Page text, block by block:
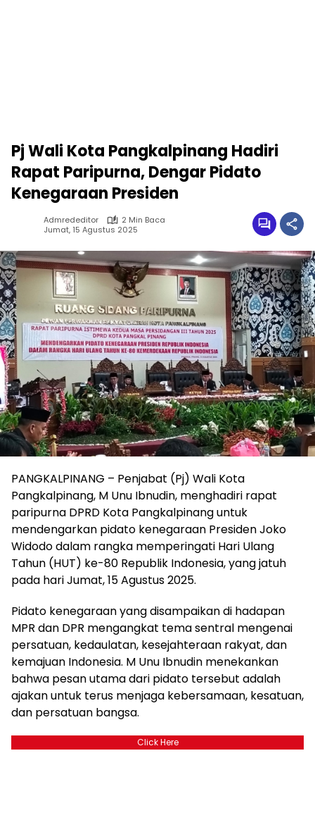
Pj Wali Kota Pangkalpinang Hadiri
Rapat Paripurna, Dengar Pidato
Kenegaraan Presiden
Admrededitor
2 Min Baca
Jumat, 15 Agustus 2025
PANGKALPINANG – Penjabat (Pj) Wali Kota
Pangkalpinang, M Unu Ibnudin, menghadiri rapat
paripurna DPRD Kota Pangkalpinang untuk
mendengarkan pidato kenegaraan Presiden Joko
Widodo dalam rangka memperingati Hari Ulang
Tahun (HUT) ke-80 Republik Indonesia, yang jatuh
pada hari Jumat, 15 Agustus 2025.
Pidato kenegaraan yang disampaikan di hadapan
MPR dan DPR mengangkat tema sentral mengenai
persatuan, kedaulatan, kesejahteraan rakyat, dan
kemajuan Indonesia. M Unu Ibnudin menekankan
bahwa pesan utama dari pidato tersebut adalah
ajakan untuk terus menjaga kebersamaan, kesatuan,
dan persatuan bangsa.
Click Here